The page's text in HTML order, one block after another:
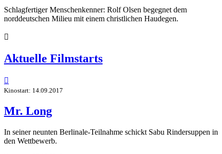
Schlagfertiger Menschenkenner: Rolf Olsen begegnet dem
norddeutschen Milieu mit einem christlichen Haudegen.

Aktuelle Filmstarts

Kinostart: 14.09.2017
Mr. Long
In seiner neunten Berlinale-Teilnahme schickt Sabu Rindersuppen in
den Wettbewerb.